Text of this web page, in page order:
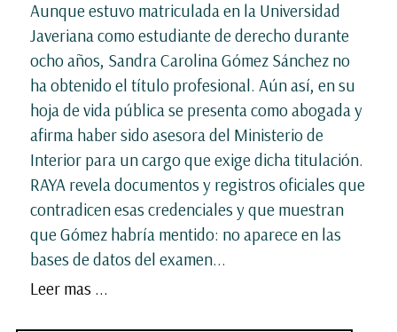
Aunque estuvo matriculada en la Universidad
Javeriana como estudiante de derecho durante
ocho años, Sandra Carolina Gómez Sánchez no
ha obtenido el título profesional. Aún así, en su
hoja de vida pública se presenta como abogada y
afirma haber sido asesora del Ministerio de
Interior para un cargo que exige dicha titulación.
RAYA revela documentos y registros oficiales que
contradicen esas credenciales y que muestran
que Gómez habría mentido: no aparece en las
bases de datos del examen...
Leer mas ...